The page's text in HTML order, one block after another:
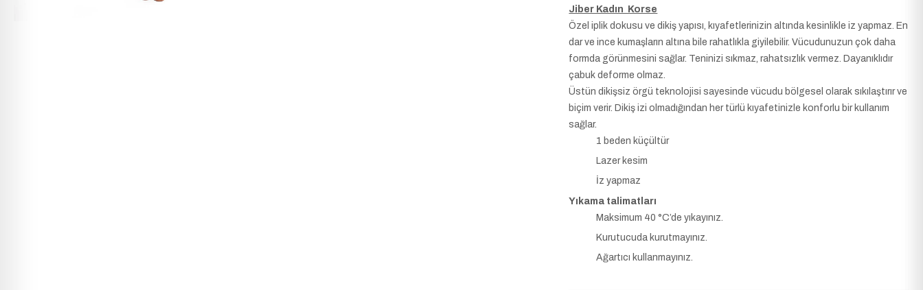
Jiber Kadın Korse
Özel iplik dokusu ve dikiş yapısı, kıyafetlerinizin altında kesinlikle iz yapmaz. En
dar ve ince kumaşların altına bile rahatlıkla giyilebilir. Vücudunuzun çok daha
formda görünmesini sağlar. Teninizi sıkmaz, rahatsızlık vermez. Dayanıklıdır
çabuk deforme olmaz.
Üstün dikişsiz örgü teknolojisi sayesinde vücudu bölgesel olarak sıkılaştırır ve
biçim verir. Dikiş izi olmadığından her türlü kıyafetinizle konforlu bir kullanım
sağlar.
1 beden küçültür
Lazer kesim
İz yapmaz
Yıkama talimatları
Maksimum 40 °C’de yıkayınız.
Kurutucuda kurutmayınız.
Ağartıcı kullanmayınız.